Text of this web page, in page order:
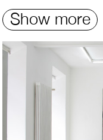
Show more